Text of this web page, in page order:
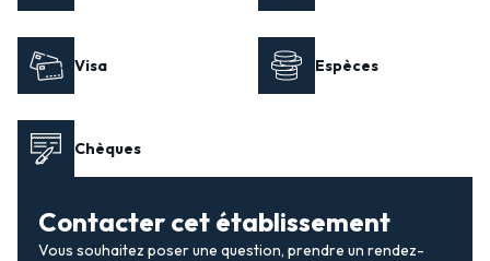
Visa Espèces
Chèques
Contacter cet établissement
Vous souhaitez poser une question, prendre un rendez-